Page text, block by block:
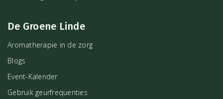
De Groene Linde
Aromatherapie in de zorg
Blogs
Event-Kalender
Gebruik geurfrequenties